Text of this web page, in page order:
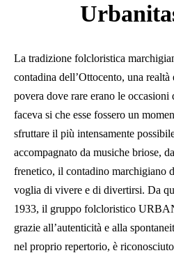
La tradizione folcloristica
contadina dell’Ottocento, una
povera dove rare erano le occasioni
faceva si che esse fossero un
sfruttare il più intensamente
accompagnato da musiche briose,
frenetico, il contadino marchigiano
voglia di vivere e di divertirsi. Da
1933, il gruppo folcloristico
grazie all’autenticità e alla
nel proprio repertorio, è